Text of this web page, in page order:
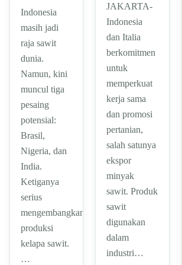
Indonesia
masih jadi
raja sawit
dunia.
Namun, kini
muncul tiga
pesaing
potensial:
Brasil,
Nigeria, dan
India.
Ketiganya
serius
mengembangkan
produksi
kelapa sawit.
…
JAKARTA-
Indonesia
dan Italia
berkomitmen
untuk
memperkuat
kerja sama
dan promosi
pertanian,
salah satunya
ekspor
minyak
sawit. Produk
sawit
digunakan
dalam
industri…